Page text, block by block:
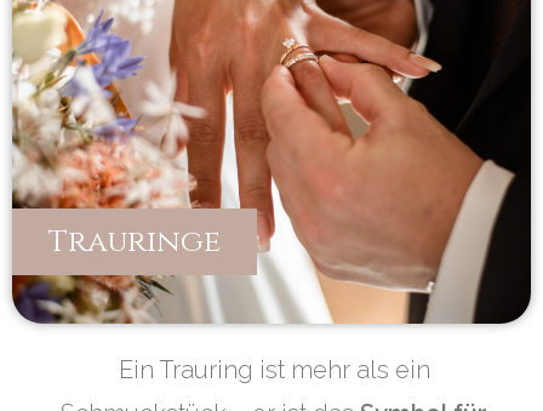
Trauringe
Ein Trauring ist mehr als ein